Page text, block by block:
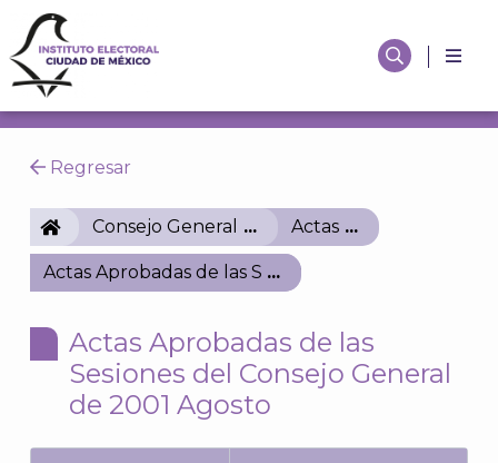
Regresar
IECMConsejo General Actas
Actas Aprobadas de las Sesiones del Consejo
Actas Aprobadas de las
Sesiones del Consejo General
de 2001 Agosto